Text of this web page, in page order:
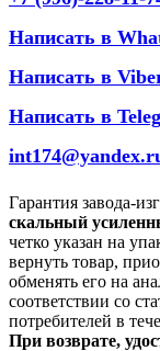
Написать в
Написать в
Написать в
Гарантия завода-
скальный
четко указан на
вернуть товар,
обменять его на
соответствии со
потребителей в
При возврате,